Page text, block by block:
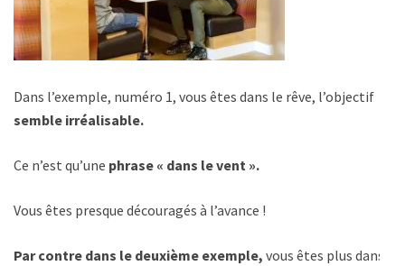
Dans l’exemple, numéro 1, vous êtes dans le rêve, l’objectif
semble irréalisable.
Ce n’est qu’une phrase « dans le vent ».
Vous êtes presque découragés à l’avance !
Par contre dans le deuxième exemple, vous êtes plus dans